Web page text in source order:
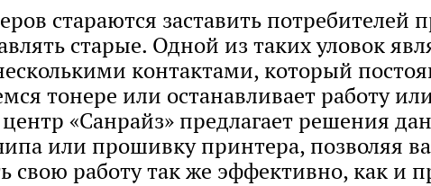
стараются заставить потребителей
старые. Одной из таких уловок
контактами, который
тонере или останавливает работу
«Санрайз» предлагает решения
или прошивку принтера, позволяя
свою работу так же эффективно, как и